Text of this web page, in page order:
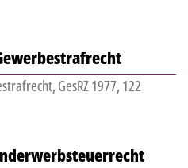
GesRZ 1977, 122